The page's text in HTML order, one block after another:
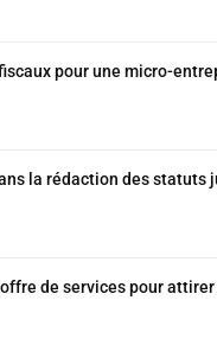
pour une micro-
la rédaction des statuts
de services pour